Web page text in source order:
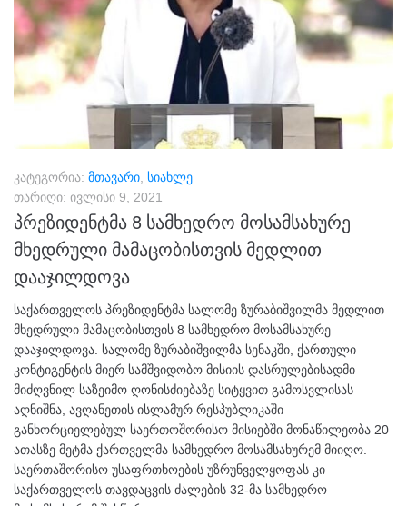
კატეგორია: მთავარი სიახლე
თარიღი: ივლისი 9, 2021
პრეზიდენტმა 8 სამხედრო მოსამსახურე
მხედრული მამაცობისთვის მედლით
დააჯილდოვა
საქართველოს პრეზიდენტმა სალომე ზურაბიშვილმა მედლით
მხედრული მამაცობისთვის 8 სამხედრო მოსამსახურე
დააჯილდოვა. სალომე ზურაბიშვილმა სენაკში, ქართული
კონტიგენტის მიერ სამშვიდობო მისიის დასრულებისადმი
მიძღვნილ საზეიმო ღონისძიებაზე სიტყვით გამოსვლისას
აღნიშნა, ავღანეთის ისლამურ რესპუბლიკაში
განხორციელებულ საერთოშორისო მისიებში მონაწილეობა 20
ათასზე მეტმა ქართველმა სამხედრო მოსამსახურემ მიიღო.
საერთაშორისო უსაფრთხოების უზრუნველყოფას კი
საქართველოს თავდაცვის ძალების 32-მა სამხედრო